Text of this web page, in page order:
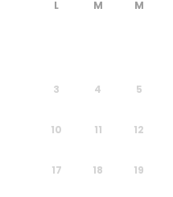
3 4 5
10 11 12
17 18 19